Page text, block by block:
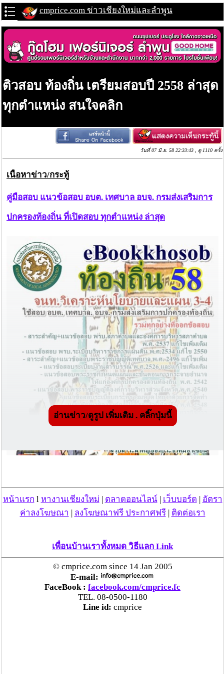
cmprice.com ข่าวเชียงใหม่และลำพูน
ติวสอบ ท้องถิ่น เตรียมสอบปี 2558 ล่าสุด
ทุกตำแหน่ง สนใจคลิก
วันที่ 07 มิ.ย. 58 22:33:43 , ดู 1110 ครั้ง
เนื้อหาข่าว/กระทู้
คู่มือสอบ แนวข้อสอบ อบต. เทศบาล อบจ. กรมส่งเสริมการ
ปกครองท้องถิ่น ที่เปิดสอบ ทุกตำแหน่ง ล่าสุด
อ่านข่าว/ดูรูป เพิ่มเติม . คลิ๊กปุ่มนี้
หน้าแรก l หางานเชียงใหม่ ตลาดออนไลน์| เว็บบอร์ด
อัตรา
ค่าลงโฆษณา
ลงโฆษณาฟรี ประกาศฟรี| ติดต่อเรา
เพื่อนบ้านเราทั้งหมด วิธีแลก Link
© cmprice.com since 14 Jan 2005
E-mail:
FaceBook : facebook.com/cmprice.fc
TEL. 08-0500-1180
Line id: cmprice